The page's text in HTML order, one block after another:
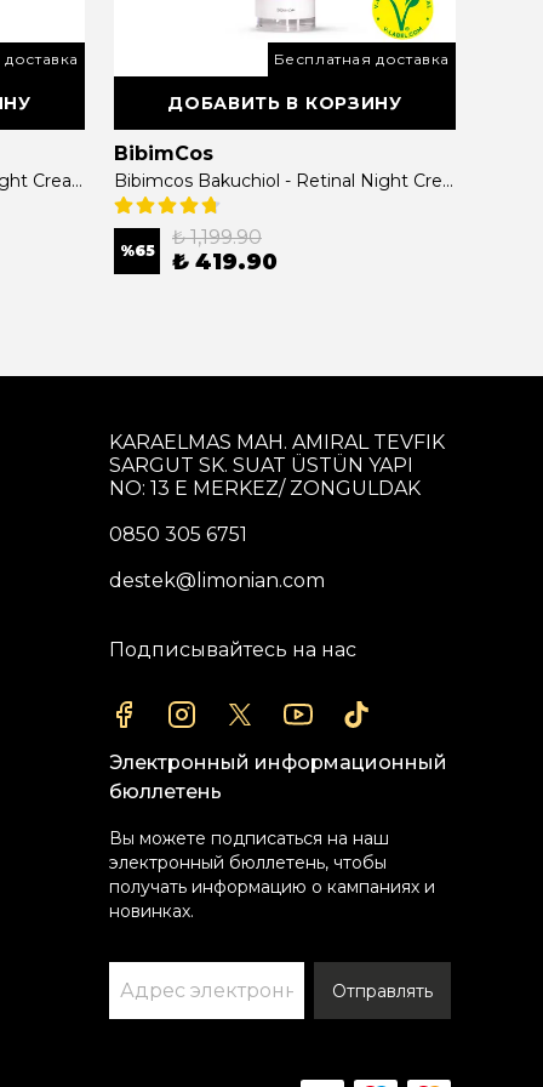
Bibimcos Bakuchiol Retinol Night Cream 15gr
Бесплатная доставка
ДОБАВИТЬ В КОРЗИНУ
BibimCos
Bibimcos Bakuchiol - Retinal Night Cream 30gr
%65
₺ 1,199.90
₺ 419.90
KARAELMAS MAH. AMIRAL TEVFIK
SARGUT SK. SUAT ÜSTÜN YAPI
NO: 13 E MERKEZ/ ZONGULDAK
0850 305 6751
destek@limonian.com
Подписывайтесь на нас
Электронный информационный
бюллетень
Вы можете подписаться на наш
электронный бюллетень, чтобы
получать информацию о кампаниях и
новинках.
Отправлять